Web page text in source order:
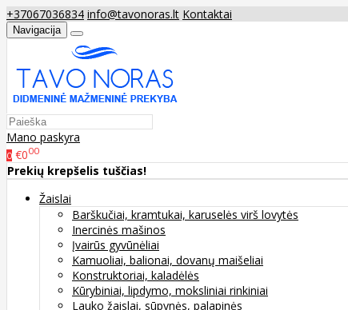
+37067036834 info@tavonoras.lt Kontaktai
Navigacija
Mano paskyra
0 €000
Prekių krepšelis tuščias!
Žaislai
Barškučiai, kramtukai, karuselės virš lovytės
Inercinės mašinos
Įvairūs gyvūnėliai
Kamuoliai, balionai, dovanų maišeliai
Konstruktoriai, kaladėlės
Kūrybiniai, lipdymo, moksliniai rinkiniai
Lauko žaislai, sūpynės, palapinės